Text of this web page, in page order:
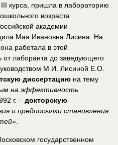
курса, пришла в лабораторию
возраста
академии
Мая Ивановна Лисина. На
работала в этой
от лаборанта до заведующего
М.И. Лисиной Е.О.
диссертацию на тему
на эффективность
г. ‒ докторскую
и предпосылки становления
государственном